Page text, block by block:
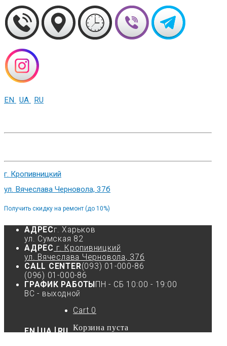
EN UA RU
г. Кропивницкий
ул. Вячеслава Черновола, 37б
Получить скидку на ремонт (до 10%)
АДРЕСг. Харьков
ул. Сумская 82
АДРЕС г. Кропивницкий
ул. Вячеслава Черновола, 37б
CALL CENTER(093) 01-000-86
(096) 01-000-86
ГРАФИК РАБОТЫ ПН - СБ 10:00 - 19:00
ВС - выходной
EN UA RU
Cart 0
Корзина пуста